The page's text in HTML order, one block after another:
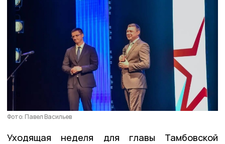
Фото: Павел Васильев
Уходящая неделя для главы Тамбовской